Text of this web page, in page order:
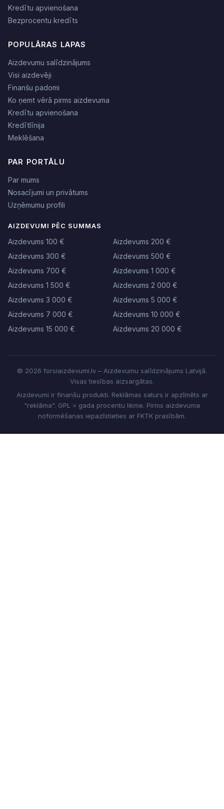
Kredītu apvienošana
Bezprocentu kredīts
POPULĀRAS LAPAS
Aizdevumu salīdzinājums
Visi aizdevēji
Finanšu padomi
Ko ņemt vērā pirms aizdevuma
Kredītu apvienošana
Kredītlīnija
Meklēšana
PAR PORTĀLU
Par mums
Nosacījumi un privātums
Uzņēmumu profili
AIZDEVUMI PĒC SUMMAS
Aizdevums 100 €
Aizdevums 200 €
Aizdevums 300 €
Aizdevums 500 €
Aizdevums 700 €
Aizdevums 1 000 €
Aizdevums 1 500 €
Aizdevums 2 000 €
Aizdevums 3 000 €
Aizdevums 5 000 €
Aizdevums 7 000 €
Aizdevums 10 000 €
Aizdevums 15 000 €
Aizdevums 20 000 €
© 2026 forsiaizdevumi.lv – Aizdevumu salīdzinājums Latvijā.
Visas tiesības aizsargātas.
Aizdevumi ir finanšu produkti. Reklāmas saturs ir apzīmēts ar
"reklāma". GPL = gada procentu likme. Pirms aizdevuma
noformēšanas iepazīstieties ar FKTK prasībām.